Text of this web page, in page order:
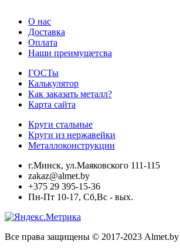
О нас
Доставка
Оплата
Наши преимущетсва
ГОСТы
Калькулятор
Как заказать металл?
Карта сайта
Круги стальные
Круги из нержавейки
Металлоконструкции
г.Минск, ул.Маяковского 111-115
zakaz@almet.by
+375 29 395-15-36
Пн-Пт 10-17, Сб,Вс - вых.
Все права защищены © 2017-2023 Almet.by